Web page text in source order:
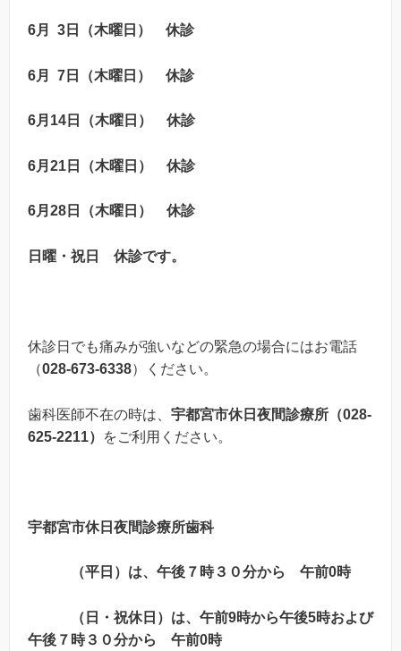
6月 3日（木曜日） 休診
6月 7日（木曜日） 休診
6月14日（木曜日） 休診
6月21日（木曜日） 休診
6月28日（木曜日） 休診
日曜・祝日 休診です。
休診日でも痛みが強いなどの緊急の場合にはお電話
（028-673-6338）ください。
歯科医師不在の時は、 宇都宮市休日夜間診療所（028-
625-2211）
をご利用ください。
宇都宮市休日夜間診療所歯科
（平日）は、午後７時３０分から 午前0時
（日・祝休日）は、午前9時から午後5時および
午後７時３０分から 午前0時